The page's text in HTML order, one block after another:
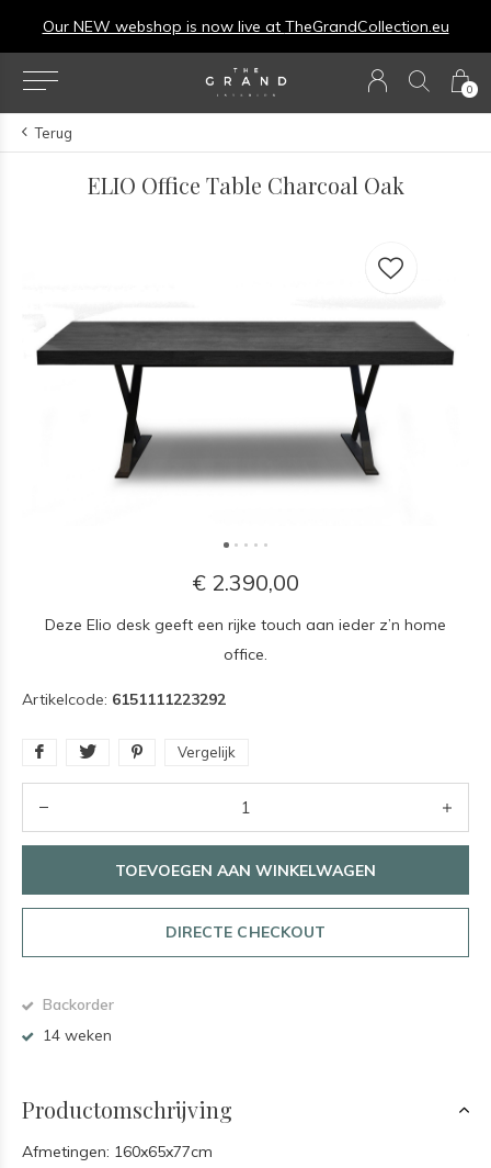
0
Our NEW webshop is now live at TheGrandCollection.eu
Terug
ELIO Office Table Charcoal Oak
€ 2.390,00
Deze Elio desk geeft een rijke touch aan ieder z’n home
office.
Artikelcode: 6151111223292
Vergelijk
TOEVOEGEN AAN WINKELWAGEN
DIRECTE CHECKOUT
Backorder
14 weken
Productomschrijving
Afmetingen: 160x65x77cm